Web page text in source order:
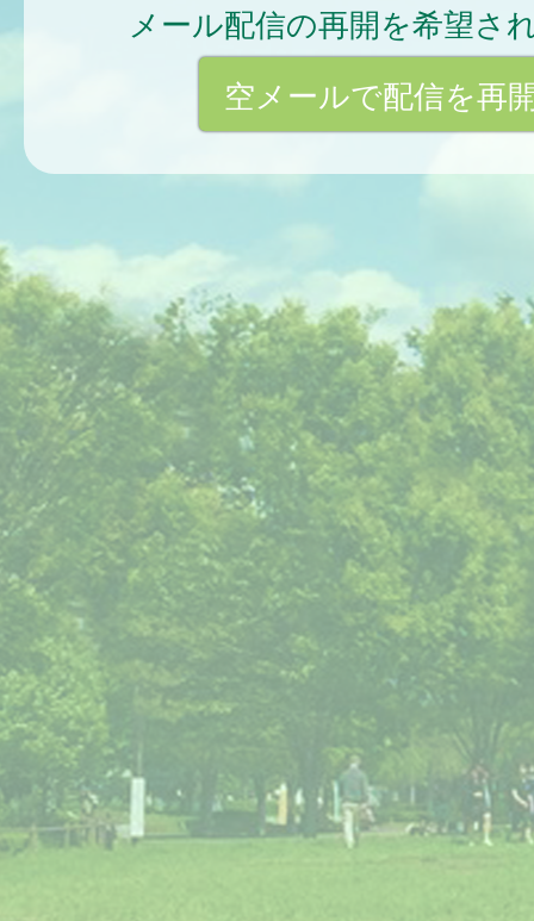
メール配信の再開を希望さ
空メールで配信を再